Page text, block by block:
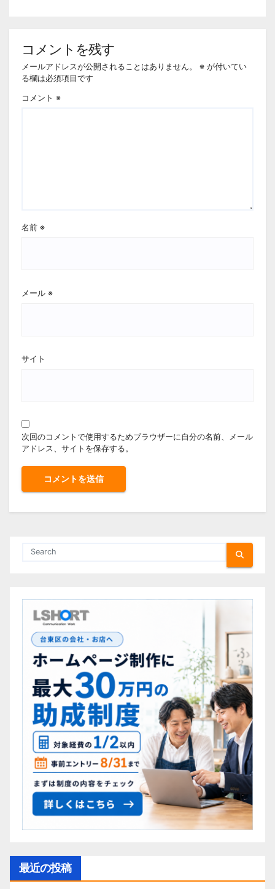
コメントを残す
メールアドレスが公開されることはありません。 ※ が付いてい
る欄は必須項目です
コメント ※
名前 ※
メール ※
サイト
次回のコメントで使用するためブラウザーに自分の名前、メール
アドレス、サイトを保存する。
最近の投稿